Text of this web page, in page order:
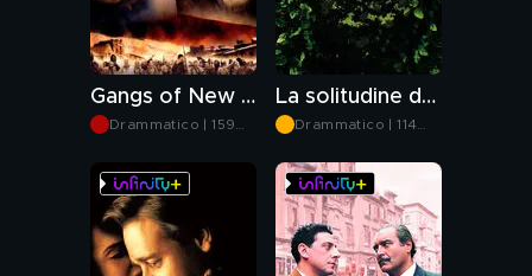
Gangs of New York
Drammatico | 159
La solitudine dei numeri primi
Drammatico | 114